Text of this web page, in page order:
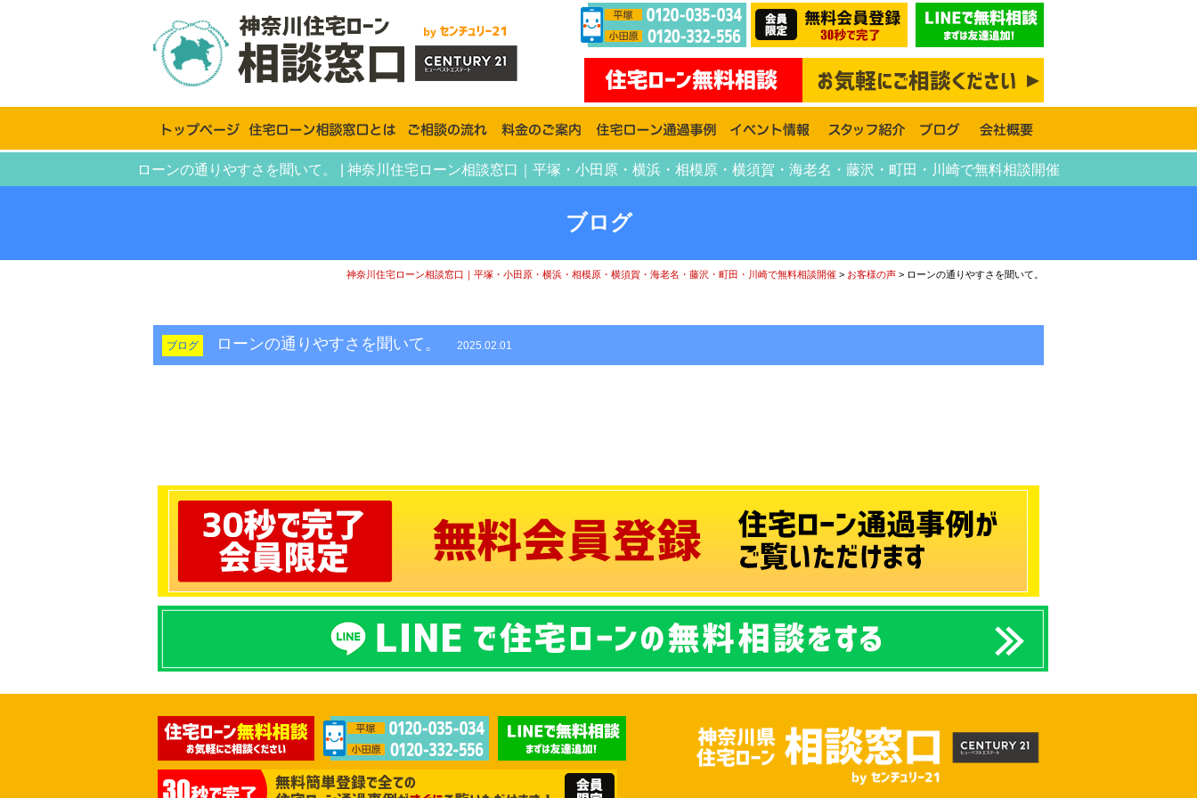
ローンの通りやすさを聞いて。 | 神奈川住宅ローン相談窓口｜平塚・小田原・横浜・相模原・横須賀・海老名・藤沢・町田・川崎で無料相談開催
ブログ
神奈川住宅ローン相談窓口｜平塚・小田原・横浜・相模原・横須賀・海老名・藤沢・町田・川崎で無料相談開催 > お客様の声 > ローンの通りやすさを聞いて。
ブログ ローンの通りやすさを聞いて。 2025.02.01